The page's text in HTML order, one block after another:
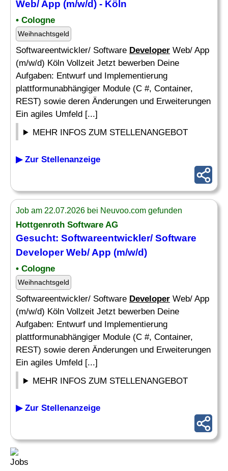
Web/ App (m/w/d) - Köln
• Cologne
Weihnachtsgeld
Softwareentwickler/ Software Developer Web/ App
(m/w/d) Köln Vollzeit Jetzt bewerben Deine
Aufgaben: Entwurf und Implementierung
plattformunabhängiger Module (C #, Container,
REST) sowie deren Änderungen und Erweiterungen
Ein agiles Umfeld [...]
MEHR INFOS ZUM STELLENANGEBOT
▶ Zur Stellenanzeige
Job am 22.07.2026 bei Neuvoo.com gefunden
Hottgenroth Software AG
Gesucht: Softwareentwickler/ Software
DeveloperWeb/ App (m/w/d)
• Cologne
Weihnachtsgeld
Softwareentwickler/ Software Developer Web/ App
(m/w/d) Köln Vollzeit Jetzt bewerben Deine
Aufgaben: Entwurf und Implementierung
plattformunabhängiger Module (C #, Container,
REST) sowie deren Änderungen und Erweiterungen
Ein agiles Umfeld [...]
MEHR INFOS ZUM STELLENANGEBOT
▶ Zur Stellenanzeige